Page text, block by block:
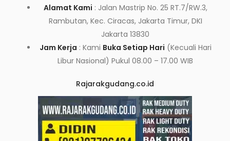
Alamat Kami : Jalan Mastrip No. 25 RT.7/RW.3,
Rambutan, Kec. Ciracas, Jakarta Timur, DKI
Jakarta 13830
Jam Kerja : Kami Buka Setiap Hari (Kecuali Hari
Libur Nasional) Pukul 08.00 – 17.00 WIB
Rajarakgudang.co.id